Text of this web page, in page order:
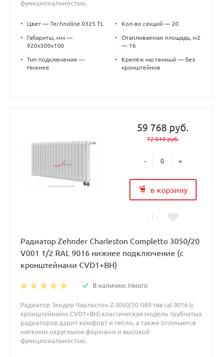
функциональностью.
• Цвет — Technoline 0325 TL
•
Габариты, мм —
920x500x100
•
Тип подключения —
Нижнее
• Кол-во секций — 20
•
Отапливаемая площадь, м2
— 16
•
Крепёж настенный — без
кронштейнов
59 768 руб.
72 010 руб.
- +
в корзину
Радиатор Zehnder Charleston Completto 3050/20
V001 1/2 RAL 9016 нижнее подключение (с
кронштейнами CVD1+BH)
В наличии: Много
Радиатор Зендер Чарльстон Z-3050/20 N69 твв ral 9016 (с
кронштейнами CVD1+BH) классическая модель трубчатых
радиаторов дарит комфорт и тепло, а также отличается
мягкими округлыми формами и высокой
функциональностью.